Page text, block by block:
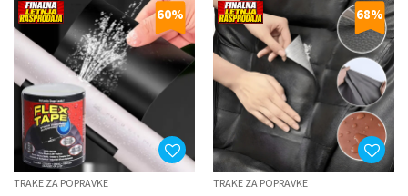
60%
TRAKE ZA POPRAVKE
68%
TRAKE ZA POPRAVKE